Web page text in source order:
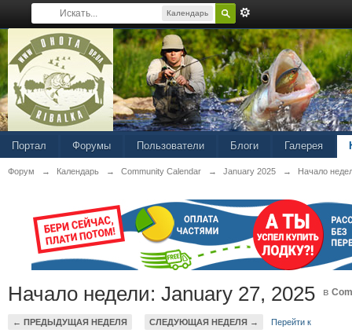
Календарь
Портал Форумы Пользователи Блоги Галерея
Форум → Календарь → Community Calendar → January 2025 → Начало
Начало недели: January 27, 2025 в
← ПРЕДЫДУЩАЯ НЕДЕЛЯ СЛЕДУЮЩАЯ НЕДЕЛЯ → Перейти к